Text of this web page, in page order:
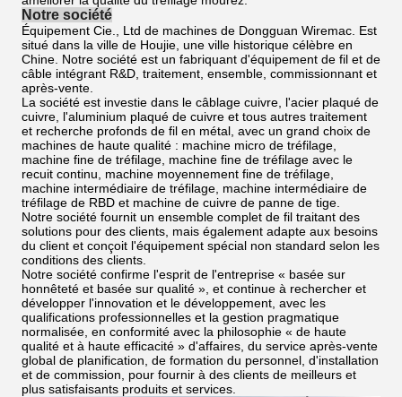
Notre société
Équipement Cie., Ltd de machines de Dongguan Wiremac. Est
situé dans la ville de Houjie, une ville historique célèbre en
Chine. Notre société est un fabriquant d'équipement de fil et de
câble intégrant R&D, traitement, ensemble, commissionnant et
après-vente.
La société est investie dans le câblage cuivre, l'acier plaqué de
cuivre, l'aluminium plaqué de cuivre et tous autres traitement
et recherche profonds de fil en métal, avec un grand choix de
machines de haute qualité : machine micro de tréfilage,
machine fine de tréfilage, machine fine de tréfilage avec le
recuit continu, machine moyennement fine de tréfilage,
machine intermédiaire de tréfilage, machine intermédiaire de
tréfilage de RBD et machine de cuivre de panne de tige.
Notre société fournit un ensemble complet de fil traitant des
solutions pour des clients, mais également adapte aux besoins
du client et conçoit l'équipement spécial non standard selon les
conditions des clients.
Notre société confirme l'esprit de l'entreprise « basée sur
honnêteté et basée sur qualité », et continue à rechercher et
développer l'innovation et le développement, avec les
qualifications professionnelles et la gestion pragmatique
normalisée, en conformité avec la philosophie « de haute
qualité et à haute efficacité » d'affaires, du service après-vente
global de planification, de formation du personnel, d'installation
et de commission, pour fournir à des clients de meilleurs et
plus satisfaisants produits et services.